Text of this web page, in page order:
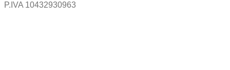
P.IVA 10432930963